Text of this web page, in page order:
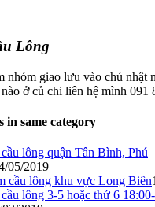
Lông
nhóm giao lưu vào chủ nhật
ở củ chi liên hệ mình 091
in same category
lông quận Tân Bình, Phú
05/2019
cầu lông khu vực Long Biên
lông 3-5 hoặc thứ 6 18:00-